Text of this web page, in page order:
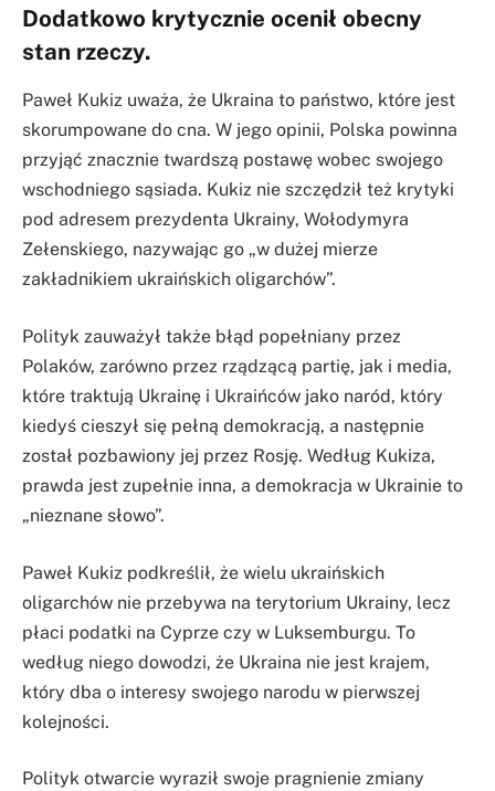
Dodatkowo krytycznie ocenił obecny
stan rzeczy.
Paweł Kukiz uważa, że Ukraina to państwo, które jest
skorumpowane do cna. W jego opinii, Polska powinna
przyjąć znacznie twardszą postawę wobec swojego
wschodniego sąsiada. Kukiz nie szczędził też krytyki
pod adresem prezydenta Ukrainy, Wołodymyra
Zełenskiego, nazywając go „w dużej mierze
zakładnikiem ukraińskich oligarchów”.
Polityk zauważył także błąd popełniany przez
Polaków, zarówno przez rządzącą partię, jak i media,
które traktują Ukrainę i Ukraińców jako naród, który
kiedyś cieszył się pełną demokracją, a następnie
został pozbawiony jej przez Rosję. Według Kukiza,
prawda jest zupełnie inna, a demokracja w Ukrainie to
„nieznane słowo”.
Paweł Kukiz podkreślił, że wielu ukraińskich
oligarchów nie przebywa na terytorium Ukrainy, lecz
płaci podatki na Cyprze czy w Luksemburgu. To
według niego dowodzi, że Ukraina nie jest krajem,
który dba o interesy swojego narodu w pierwszej
kolejności.
Polityk otwarcie wyraził swoje pragnienie zmiany